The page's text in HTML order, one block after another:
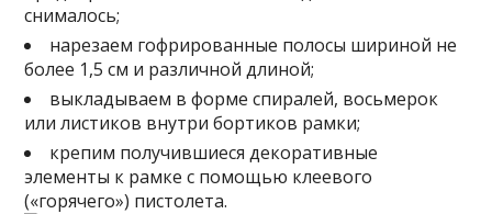
снималось;
нарезаем гофрированные полосы шириной не
более 1,5 см и различной длиной;
выкладываем в форме спиралей, восьмерок
или листиков внутри бортиков рамки;
крепим получившиеся декоративные
элементы к рамке с помощью клеевого
(«горячего») пистолета.